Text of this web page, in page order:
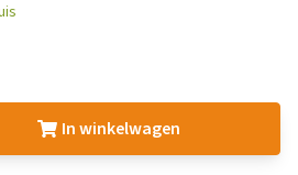
In winkelwagen